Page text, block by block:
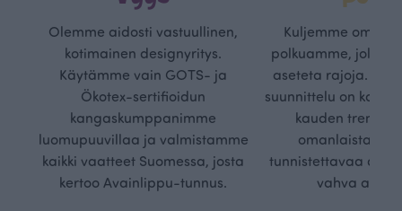
Olemme aidosti vastuullinen,
kotimainen designyritys.
Käytämme vain GOTS- ja
Ökotex-sertifioidun
kangaskumppanimme
luomupuuvillaa ja valmistamme
kaikki vaatteet Suomessa, josta
kertoo Avainlippu-tunnus.
Kuljemme omaa,
polkuamme, jolla
aseteta rajoja.
suunnittelu on
kauden
omanlaista,
tunnistettavaa
vahva